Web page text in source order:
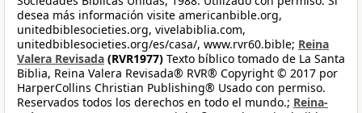
desea más información visite americanbible.org,
unitedbiblesocieties.org, vivelabiblia.com,
unitedbiblesocieties.org/es/casa/, www.rvr60.bible; Reina
Valera Revisada (RVR1977) Texto bíblico tomado de La Santa
Biblia, Reina Valera Revisada® RVR® Copyright © 2017 por
HarperCollins Christian Publishing® Usado con permiso.
Reservados todos los derechos en todo el mundo.; Reina-